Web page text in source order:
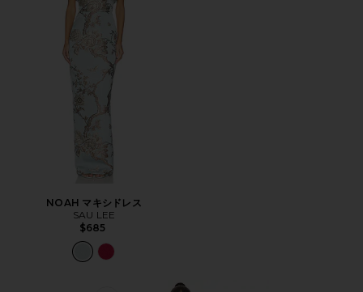
NOAH マキシドレス
SAU LEE
$685